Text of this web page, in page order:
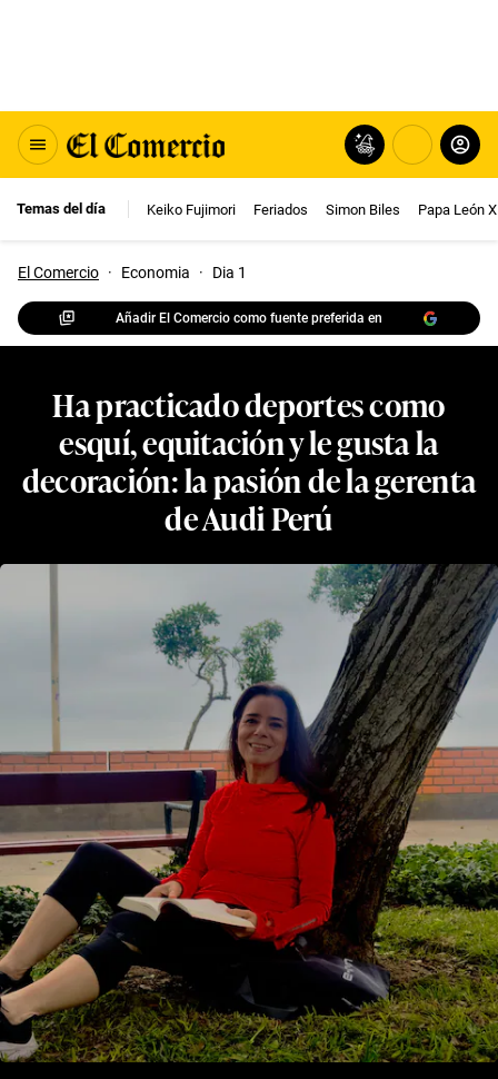
Temas del día Keiko Fujimori Feriados Simon Biles Papa León
El Comercio · Economia · Dia 1
Añadir El Comercio como fuente preferida en
Ha practicado deportes como
esquí, equitación y le gusta la
decoración: la pasión de la gerenta
de Audi Perú